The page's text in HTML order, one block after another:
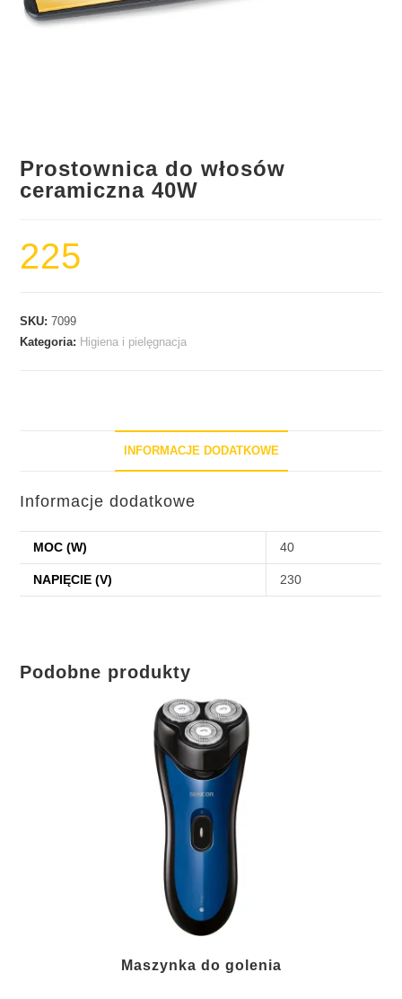
Prostownica do włosów
ceramiczna 40W
225
SKU:7099
Kategoria: Higiena i pielęgnacja
INFORMACJE DODATKOWE
Informacje dodatkowe
MOC (W) 40
NAPIĘCIE (V) 230
Podobne produkty
Maszynka do golenia